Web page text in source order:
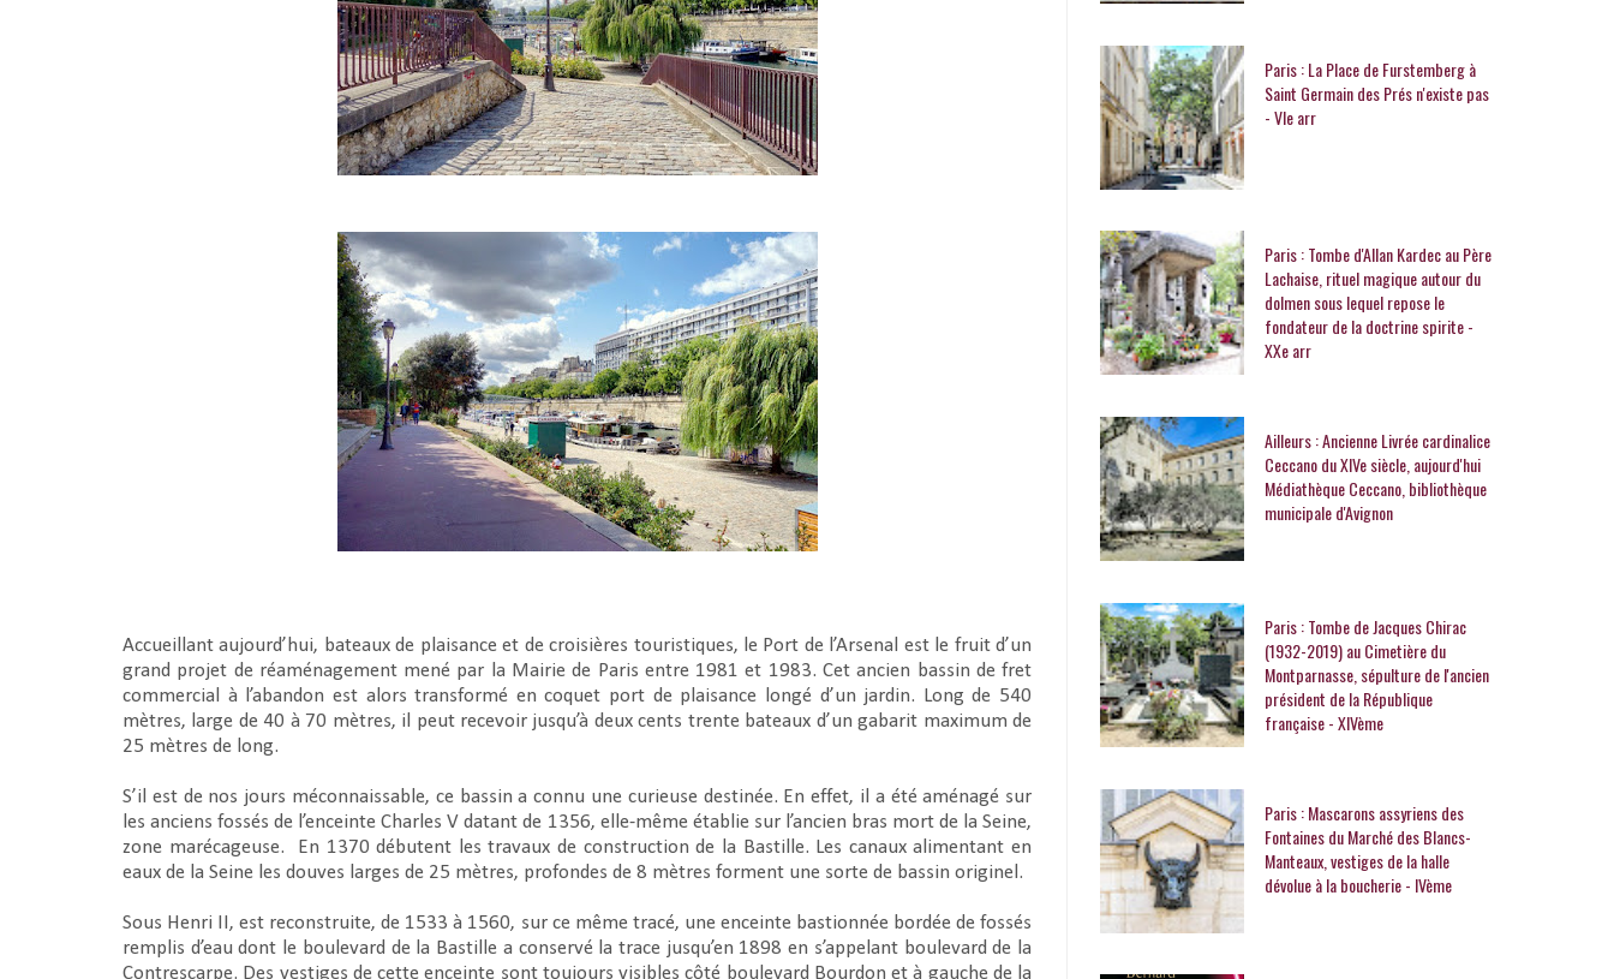
Accueillant aujourd’hui, bateaux de plaisance et de croisières touristiques, le Port de l’Arsenal est le fruit d’un
grand projet de réaménagement mené par la Mairie de Paris entre 1981 et 1983. Cet ancien bassin de fret
commercial à l’abandon est alors transformé en coquet port de plaisance longé d’un jardin. Long de 540
mètres, large de 40 à 70 mètres, il peut recevoir jusqu’à deux cents trente bateaux d’un gabarit maximum de
25 mètres de long.
S’il est de nos jours méconnaissable, ce bassin a connu une curieuse destinée. En effet, il a été aménagé sur
les anciens fossés de l’enceinte Charles V datant de 1356, elle-même établie sur l’ancien bras mort de la Seine,
zone marécageuse. En 1370 débutent les travaux de construction de la Bastille. Les canaux alimentant en
eaux de la Seine les douves larges de 25 mètres, profondes de 8 mètres forment une sorte de bassin originel.
Sous Henri II, est reconstruite, de 1533 à 1560, sur ce même tracé, une enceinte bastionnée bordée de fossés
remplis d’eau dont le boulevard de la Bastille a conservé la trace jusqu’en 1898 en s’appelant boulevard de la
Contrescarpe. Des vestiges de cette enceinte sont toujours visibles côté boulevard Bourdon et à gauche de la
Paris : La Place de Furstemberg à
Saint Germain des Prés n'existe pas
- VIe arr
Paris : Tombe d'Allan Kardec au Père
Lachaise, rituel magique autour du
dolmen sous lequel repose le
fondateur de la doctrine spirite -
XXe arr
Ailleurs : Ancienne Livrée cardinalice
Ceccano du XIVe siècle, aujourd'hui
Médiathèque Ceccano, bibliothèque
municipale d'Avignon
Paris : Tombe de Jacques Chirac
(1932-2019) au Cimetière du
Montparnasse, sépulture de l'ancien
président de la République
française - XIVème
Paris : Mascarons assyriens des
Fontaines du Marché des Blancs-
Manteaux, vestiges de la halle
dévolue à la boucherie - IVème